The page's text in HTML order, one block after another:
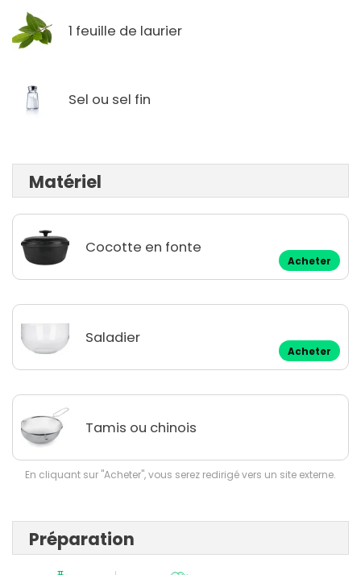
1 feuille de laurier
Sel ou sel fin
Matériel
Cocotte en fonte
Acheter
Saladier
Acheter
Tamis ou chinois
En cliquant sur "Acheter", vous serez redirigé vers un site externe.
Préparation